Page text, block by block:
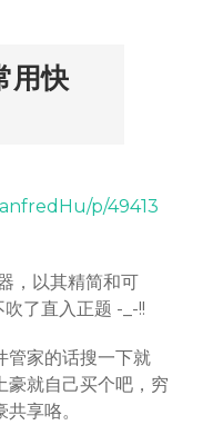
用快
p/49413
，以其精简和可
了直入正题 -_-!!
管家的话搜一下就
豪就自己买个吧，穷
享咯。